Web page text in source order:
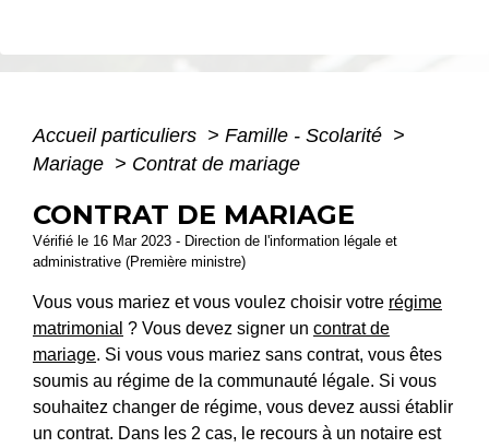
Accueil particuliers > Famille - Scolarité >
Mariage > Contrat de mariage
CONTRAT DE MARIAGE
Vérifié le 16 Mar 2023 - Direction de l'information légale et
administrative (Première ministre)
Vous vous mariez et vous voulez choisir votre régime
matrimonial ? Vous devez signer un contrat de
mariage. Si vous vous mariez sans contrat, vous êtes
soumis au régime de la communauté légale. Si vous
souhaitez changer de régime, vous devez aussi établir
un contrat. Dans les 2 cas, le recours à un notaire est